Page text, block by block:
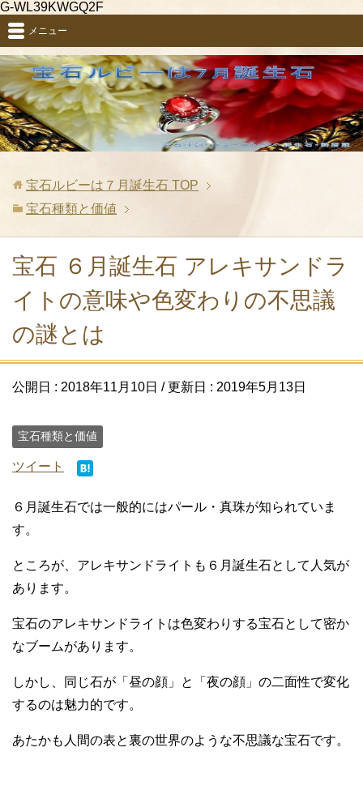
G-WL39KWGQ2F
メニュー
宝石ルビーは７月誕生石 TOP
宝石種類と価値
宝石 ６月誕生石 アレキサンドラ
イトの意味や色変わりの不思議
の謎とは
公開日 : 2018年11月10日 / 更新日 : 2019年5月13日
宝石種類と価値
ツイート
６月誕生石では一般的にはパール・真珠が知られていま
す。
ところが、アレキサンドライトも６月誕生石として人気が
あります。
宝石のアレキサンドライトは色変わりする宝石として密か
なブームがあります。
しかし、同じ石が「昼の顔」と「夜の顔」の二面性で変化
するのは魅力的です。
あたかも人間の表と裏の世界のような不思議な宝石です。